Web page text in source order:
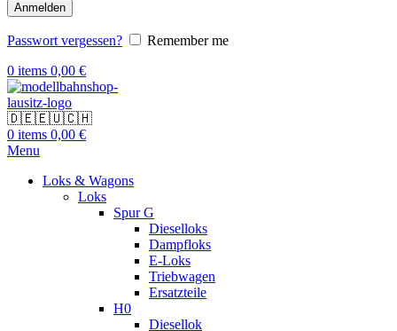
Anmelden
Passwort vergessen?
Remember me
0 items 0,00 €
🇩🇪🇪🇺🇨🇭
0 items 0,00 €
Menu
Loks & Wagons
Loks
Spur G
Dieselloks
Dampfloks
E-Loks
Triebwagen
Ersatzteile
H0
Diesellok